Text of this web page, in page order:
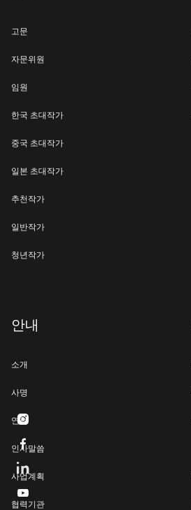
고문
자문위원
임원
한국 초대작가
중국 초대작가
일본 초대작가
추천작가
일반작가
청년작가
안내
소개
사명
연혁
인사말씀
사업계획
협력기관


